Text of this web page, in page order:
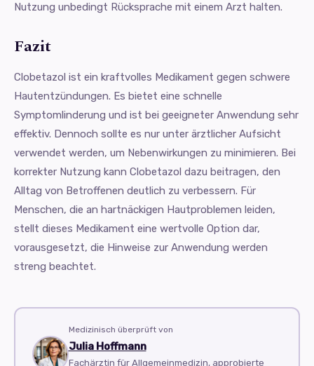
Nutzung unbedingt Rücksprache mit einem Arzt halten.
Fazit
Clobetazol ist ein kraftvolles Medikament gegen schwere
Hautentzündungen. Es bietet eine schnelle
Symptomlinderung und ist bei geeigneter Anwendung sehr
effektiv. Dennoch sollte es nur unter ärztlicher Aufsicht
verwendet werden, um Nebenwirkungen zu minimieren. Bei
korrekter Nutzung kann Clobetazol dazu beitragen, den
Alltag von Betroffenen deutlich zu verbessern. Für
Menschen, die an hartnäckigen Hautproblemen leiden,
stellt dieses Medikament eine wertvolle Option dar,
vorausgesetzt, die Hinweise zur Anwendung werden
streng beachtet.
Medizinisch überprüft von
Julia Hoffmann
Fachärztin für Allgemeinmedizin, approbierte